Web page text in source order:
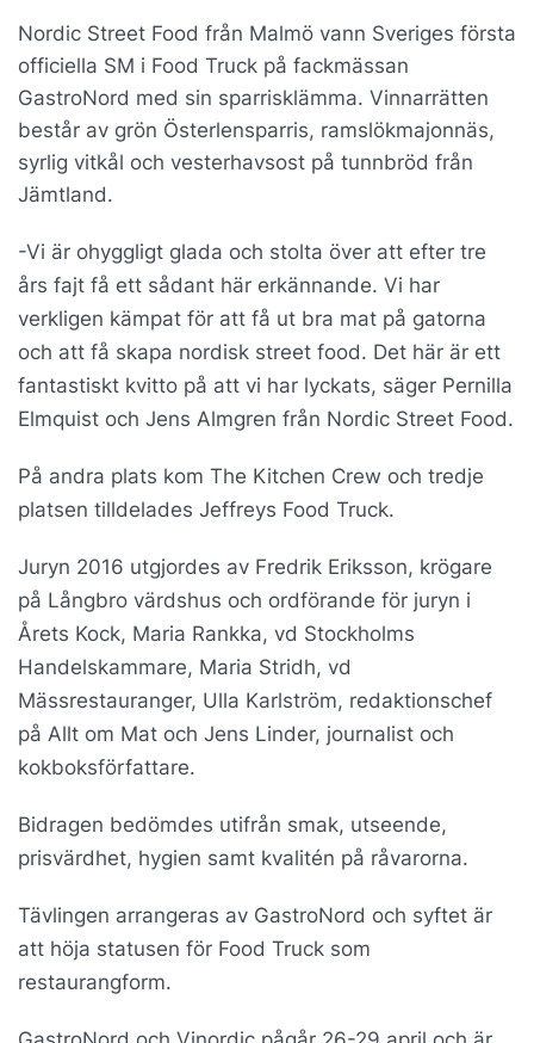
Nordic Street Food från Malmö vann Sveriges första
officiella SM i Food Truck på fackmässan
GastroNord med sin sparrisklämma. Vinnarrätten
består av grön Österlensparris, ramslökmajonnäs,
syrlig vitkål och vesterhavsost på tunnbröd från
Jämtland.
-Vi är ohyggligt glada och stolta över att efter tre
års fajt få ett sådant här erkännande. Vi har
verkligen kämpat för att få ut bra mat på gatorna
och att få skapa nordisk street food. Det här är ett
fantastiskt kvitto på att vi har lyckats, säger Pernilla
Elmquist och Jens Almgren från Nordic Street Food.
På andra plats kom The Kitchen Crew och tredje
platsen tilldelades Jeffreys Food Truck.
Juryn 2016 utgjordes av Fredrik Eriksson, krögare
på Långbro värdshus och ordförande för juryn i
Årets Kock, Maria Rankka, vd Stockholms
Handelskammare, Maria Stridh, vd
Mässrestauranger, Ulla Karlström, redaktionschef
på Allt om Mat och Jens Linder, journalist och
kokboksförfattare.
Bidragen bedömdes utifrån smak, utseende,
prisvärdhet, hygien samt kvalitén på råvarorna.
Tävlingen arrangeras av GastroNord och syftet är
att höja statusen för Food Truck som
restaurangform.